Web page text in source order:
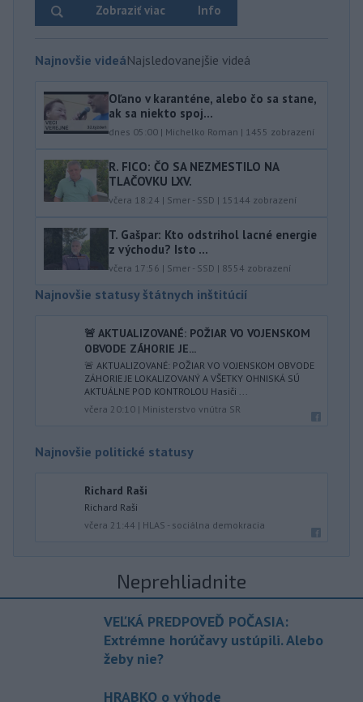
Info
Zobraziť viac
Najnovšie videáNajsledovanejšie videá
Oľano v karanténe, alebo čo sa stane,
ak sa niekto spoj...
dnes 05:00 | Michelko Roman | 1455 zobrazení
R. FICO: ČO SA NEZMESTILO NA
TLAČOVKU LXV.
včera 18:24 | Smer - SSD | 15144 zobrazení
T. Gašpar: Kto odstrihol lacné energie
z východu? Isto ...
včera 17:56 | Smer - SSD | 8554 zobrazení
Najnovšie statusy štátnych inštitúcií
🚨 AKTUALIZOVANÉ: POŽIAR VO VOJENSKOM
OBVODE ZÁHORIE JE...
🚨 AKTUALIZOVANÉ: POŽIAR VO VOJENSKOM OBVODE
ZÁHORIE JE LOKALIZOVANÝ A VŠETKY OHNISKÁ SÚ
AKTUÁLNE POD KONTROLOU Hasiči ...
včera 20:10 | Ministerstvo vnútra SR
Najnovšie politické statusy
Richard Raši
Richard Raši
včera 21:44 | HLAS - sociálna demokracia
Neprehliadnite
VEĽKÁ PREDPOVEĎ POČASIA:
Extrémne horúčavy ustúpili. Alebo
žeby nie?
HRABKO o výhode